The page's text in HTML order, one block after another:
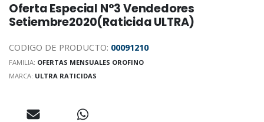
Oferta Especial N°3 Vendedores
Setiembre2020(Raticida ULTRA)
CODIGO DE PRODUCTO: 00091210
FAMILIA: OFERTAS MENSUALES OROFINO
MARCA: ULTRA RATICIDAS